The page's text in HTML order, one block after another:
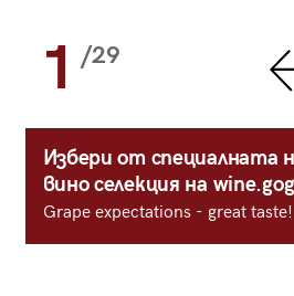
1 /29
Избери от специалната
вино селекция на
Grape expectations - great taste!